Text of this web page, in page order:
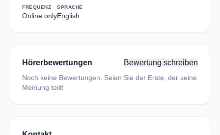
FREQUENZ
Online only
SPRACHE
English
Hörerbewertungen Bewertung schreiben
Noch keine Bewertungen. Seien Sie der Erste, der seine
Meinung teilt!